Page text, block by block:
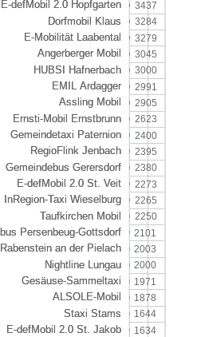
3437
3284
3279
3045
3000
2991
2905
2623
2400
2395
2380
2273
2265
2250
2101
2003
2000
1971
1878
1644
1634